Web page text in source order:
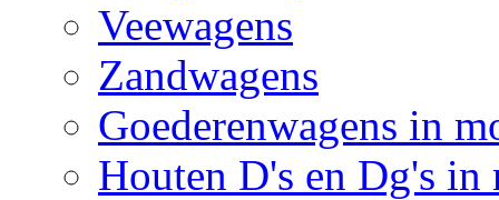
Veewagens
Zandwagens
Goederenwagens in
Houten D's en Dg's in